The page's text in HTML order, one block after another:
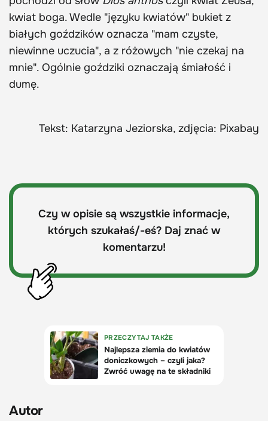
kwiat boga. Wedle "języku kwiatów" bukiet z
białych goździków oznacza "mam czyste,
niewinne uczucia", a z różowych "nie czekaj na
mnie". Ogólnie goździki oznaczają śmiałość i
dumę.
Tekst: Katarzyna Jeziorska, zdjęcia: Pixabay
Czy w opisie są wszystkie informacje,
których szukałaś/-eś? Daj znać w
komentarzu!
Autor